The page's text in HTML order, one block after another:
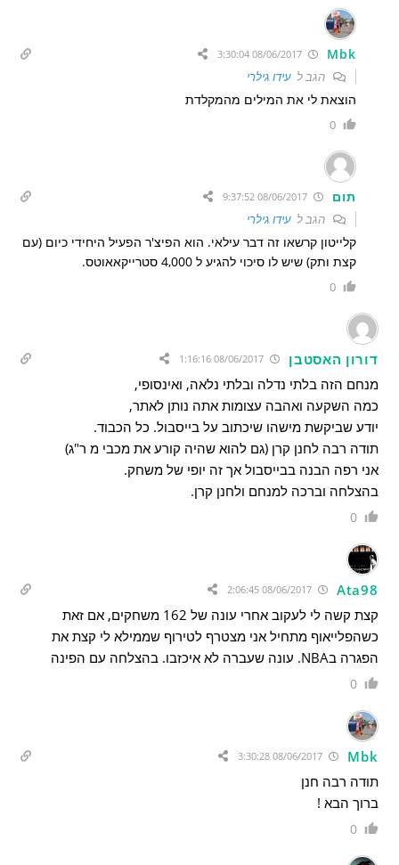
Mbk
הגב לעידו גילרי
הוצאת לי את המילים מהמקלדת
0
תום
הגב לעידו גילרי
קלייטון קרשאו זה דבר עילאי. הוא הפיצ'ר הפעיל היחידי כיום (עם
קצת ותק) שיש לו סיכוי להגיע ל 4,000 סטרייקאאוטס.
0
דורון האסטבן
מנחם הזה בלתי נדלה ובלתי נלאה, ואינסופי,
כמה השקעה ואהבה עצומות אתה נותן לאתר,
יודע שביקשת מישהו שיכתוב על בייסבול. כל הכבוד.
תודה רבה לחנן קרן (גם להוא שהיה קורע את מכבי מ ר"ג)
אני רפה הבנה בבייסבול אך זה יופי של משחק.
בהצלחה וברכה למנחם ולחנן קרן.
0
Ata98
קצת קשה לי לעקוב אחרי עונה של 162 משחקים, אם זאת
כשהפלייאוף מתחיל אני מצטרף לטירוף שממילא לי קצת את
הפגרה בNBA. עונה שעברה לא איכזבו. בהצלחה עם הפינה
0
Mbk
תודה רבה חנן
ברוך הבא !
0